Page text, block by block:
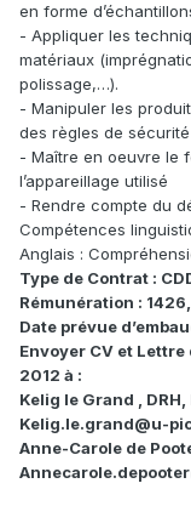
en forme
- Appliquer les
matériaux
polissage,…).
- Manipuler les
des règles de sécurité
- Maître en oeuvre le
l’appareillage utilisé
- Rendre compte du
Compétences
Anglais :
Type de Contrat :
Rémunération :
Date prévue
Envoyer CV et
2012 à :
Kelig le Grand ,
Kelig.le.grand@u-
Anne-Carole de